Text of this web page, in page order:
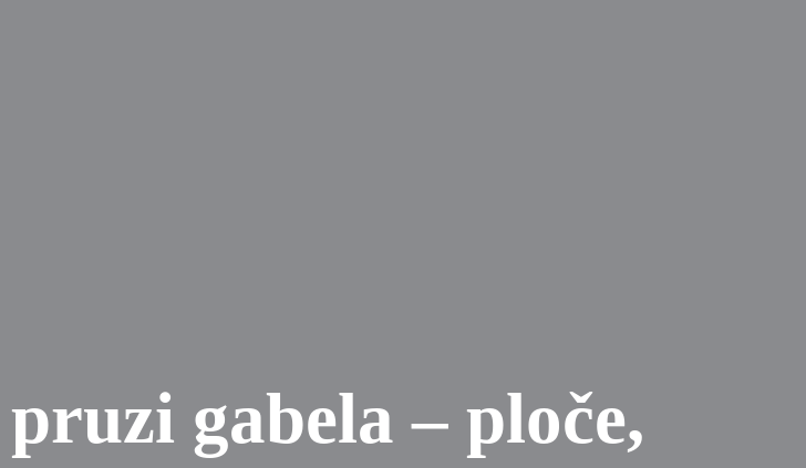
gabela – ploče,